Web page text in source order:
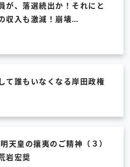
が、落選続出か！それにと
収入も激減！崩壊…
て誰もいなくなる岸田政権
天皇の攘夷のご精神（３）
岩宏奨